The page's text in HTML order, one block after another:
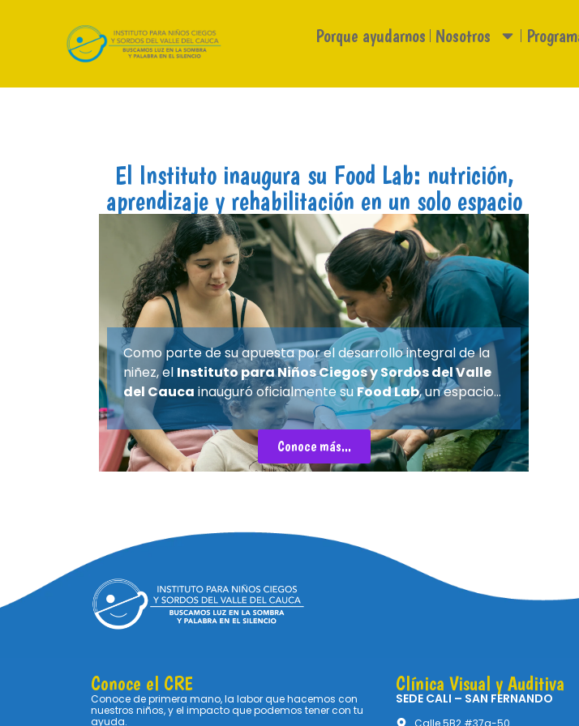
Porque ayudarnos Nosotros
El Instituto inaugura su Food Lab: nutrición,
aprendizaje y rehabilitación en un solo espacio
Como parte de su apuesta por el desarrollo integral de la
niñez, el Instituto para Niños Ciegos y Sordos del Valle
del Cauca inauguró oficialmente su Food Lab, un espacio…
Conoce más...
Conoce el CRE
Conoce de primera mano, la labor que hacemos con
nuestros niños, y el impacto que podemos tener con tu
ayuda.
Clínica Visual y Auditiva
SEDE CALI – SAN FERNANDO
Calle 5B2 #37a-50